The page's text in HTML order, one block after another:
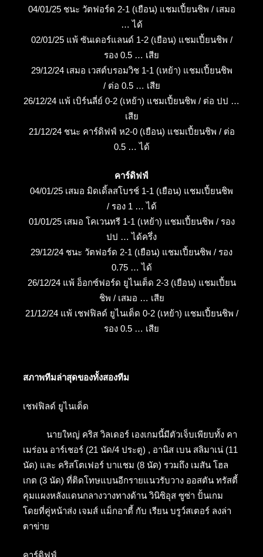
04/01/25 ชนะ วัตฟอร์ด 2-1 (เยือน) แชมเปี้ยนชิพ / เสมอ
… ได้
02/01/25 แพ้ ซันเดอร์แลนด์ 1-2 (เยือน) แชมเปี้ยนชิพ /
รอง 0.5 … เสีย
29/12/24 เสมอ เวสต์บรอมวิช 1-1 (เหย้า) แชมเปี้ยนชิพ
/ ต่อ 0.5 … เสีย
26/12/24 แพ้ เบิร์นลี่ย์ 0-2 (เหย้า) แชมเปี้ยนชิพ / ต่อ ปป …
เสีย
21/12/24 ชนะ คาร์ดิฟฟ์ ห2-0 (เยือน) แชมเปี้ยนชิพ / ต่อ
0.5 … ได้
คาร์ดิฟฟ์
04/01/25 เสมอ มิดเดิ้ลสโบรช์ 1-1 (เยือน) แชมเปี้ยนชิพ
/ รอง 1 … ได้
01/01/25 เสมอ โคเวนทรี 1-1 (เหย้า) แชมเปี้ยนชิพ / รอง
ปป … ได้ครึ่ง
29/12/24 ชนะ วัตฟอร์ด 2-1 (เยือน) แชมเปี้ยนชิพ / รอง
0.75 … ได้
26/12/24 แพ้ อ็อกซ์ฟอร์ด ยูไนเต็ด 2-3 (เยือน) แชมเปี้ยน
ชิพ / เสมอ … เสีย
21/12/24 แพ้ เชฟฟิลด์ ยูไนเต็ด 0-2 (เหย้า) แชมเปี้ยนชิพ /
รอง 0.5 … เสีย
สภาพทีมล่าสุดของทั้งสองทีม
เชฟฟิลด์ ยูไนเต็ด
นายใหญ่ คริส วิลเดอร์ เองเกมนี้มีตัวเจ็บเพียบทั้ง คา
เมร่อน อาร์เชอร์ (21 นัด/4 ประตู) , อานิส เบน สลิมาเน่ (11
นัด) และ คริสโตเฟอร์ บาแชม (8 นัด) รวมถึง เมสัน โฮล
เกต (3 นัด) ที่ติดโทษแบนอีกรายแนวรับวาง ออสตัน ทรัสตี้
คุมแผงหลังแดนกลางวางทางด้าน วินิซิอุส ซูซ่า ปั้นเกม
โดยที่คู่หน้าส่ง เจมส์ แม็กอาตี้ กับ เรียน บรูว์สเตอร์ ลงล่า
ตาข่าย
คาร์ดิฟฟ์